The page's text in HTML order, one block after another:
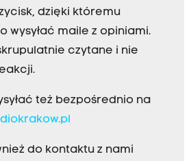
dzięki któremu
wysyłać maile z opiniami.
czytane i nie
też bezpośrednio na
do kontaktu z nami